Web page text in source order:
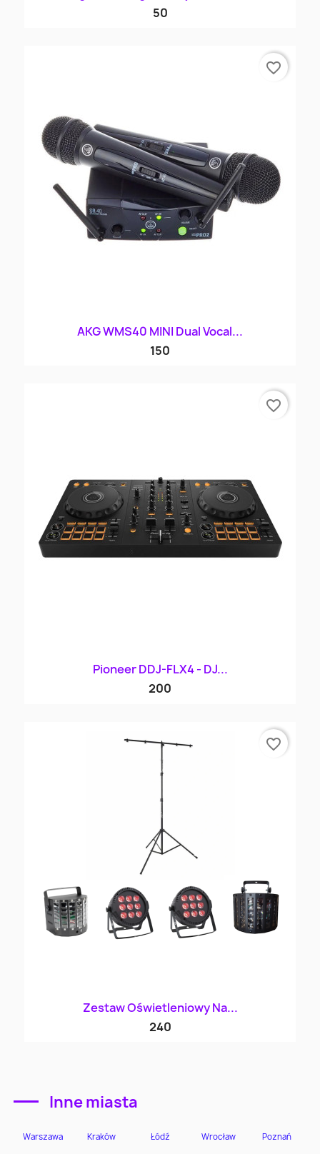
50
AKG WMS40 MINI Dual Vocal...
150
favorite_border
Pioneer DDJ-FLX4 - DJ...
200
favorite_border
Zestaw Oświetleniowy Na...
240
favorite_border
Inne miasta